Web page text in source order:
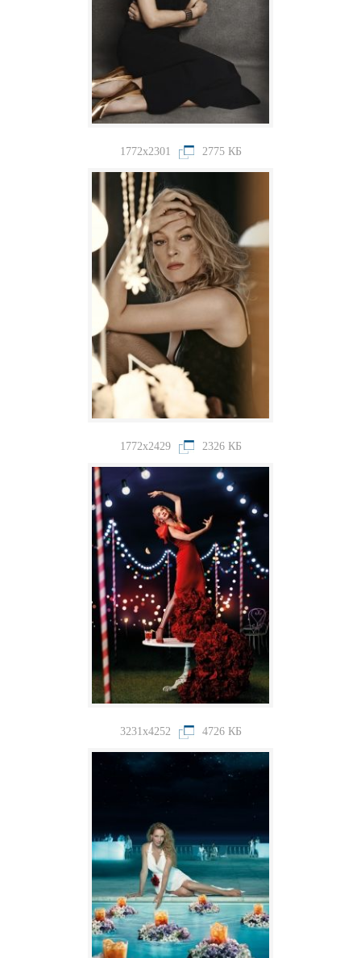
1772x2301 2775 КБ
1772x2429 2326 КБ
3231x4252 4726 КБ